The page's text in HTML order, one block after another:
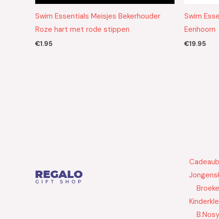
Swim Essentials Meisjes Bekerhouder
Roze hart met rode stippen
€1.95
Swim
Eenhoorn
€19.95
B.Nosy